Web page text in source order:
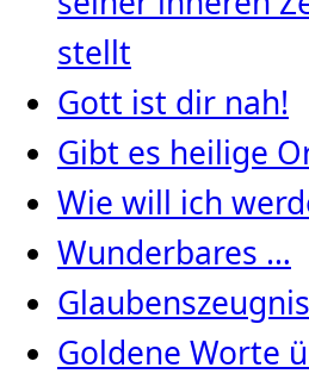
stellt
Gott ist dir nah!
Gibt es heilige
Wie will ich
Wunderbares …
Goldene Worte